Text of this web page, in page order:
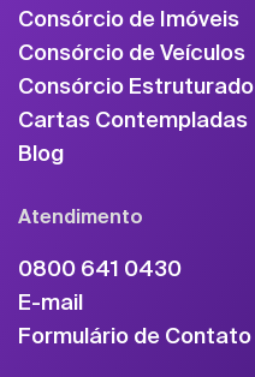
Consórcio de Imóveis
Consórcio de Veículos
Consórcio Estruturado
Cartas Contempladas
Blog
Atendimento
0800 641 0430
E-mail
Formulário de Contato